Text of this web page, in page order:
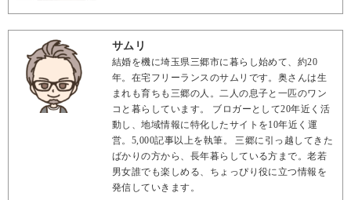
サムリ
結婚を機に埼玉県三郷市に暮らし始めて、約20
年。在宅フリーランスのサムリです。奥さんは生
まれも育ちも三郷の人。二人の息子と一匹のワン
コと暮らしています。 ブロガーとして20年近く活
動し、地域情報に特化したサイトを10年近く運
営。5,000記事以上を執筆。 三郷に引っ越してきた
ばかりの方から、長年暮らしている方まで。老若
男女誰でも楽しめる、ちょっぴり役に立つ情報を
発信していきます。